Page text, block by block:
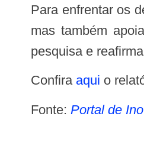
Para enfrentar os desafios, a OMS encoraja os doadores internacionais e os governos nacionais não só a investir em pesquisa,
mas também
pesquisa e
Confira aqui o
Fonte: Portal de